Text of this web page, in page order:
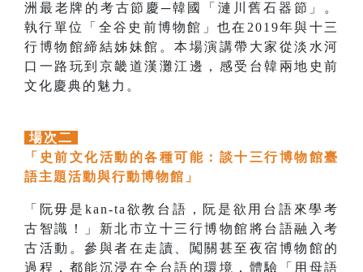
洲最老牌的考古節慶─韓國「漣川舊石器節」。
執行單位「全谷史前博物館」也在2019年與十三
行博物館締結姊妹館。本場演講帶大家從淡水河
口一路玩到京畿道漢灘江邊，感受台韓兩地史前
文化慶典的魅力。
場次二
「史前文化活動的各種可能：談十三行博物館臺
語主題活動與行動博物館」
「阮毋是kan-ta欲教台語，阮是欲用台語來學考
古智識！」新北市立十三行博物館將台語融入考
古活動。參與者在走讀、闖關甚至夜宿博物館的
過程，都能沉浸在全台語的環境，體驗「用母語